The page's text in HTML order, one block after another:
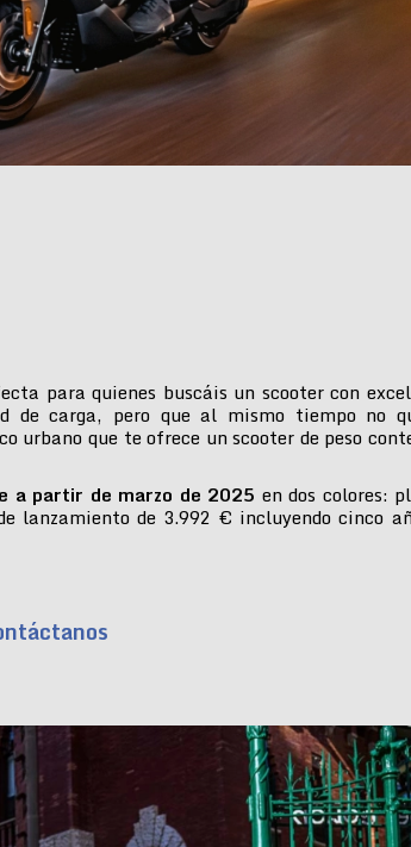
para quienes buscáis un scooter con
de carga, pero que al mismo tiempo no
urbano que te ofrece un scooter de peso
a partir de marzo de 2025 en dos colores:
lanzamiento de 3.992 € incluyendo cinco